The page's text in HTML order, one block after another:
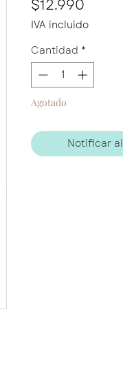
$12.990
IVA incluido
Cantidad *
Agotado
Notificar